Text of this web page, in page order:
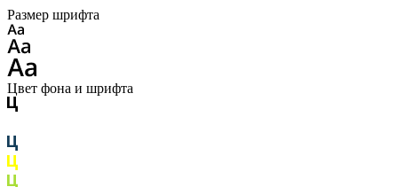
Размер шрифта
Цвет фона и шрифта